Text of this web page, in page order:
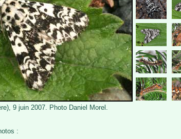
9 juin 2007. Photo Daniel Morel.
: